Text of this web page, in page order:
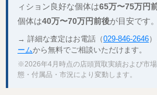
ィション良好な個体は65万〜75万円
個体は40万〜70万円前後が目安です。
→ 詳細な査定はお電話（029-846-2646
ームから無料でご相談いただけます。
※2026年4月時点の店頭買取実績および市
態・付属品・市況により変動します。